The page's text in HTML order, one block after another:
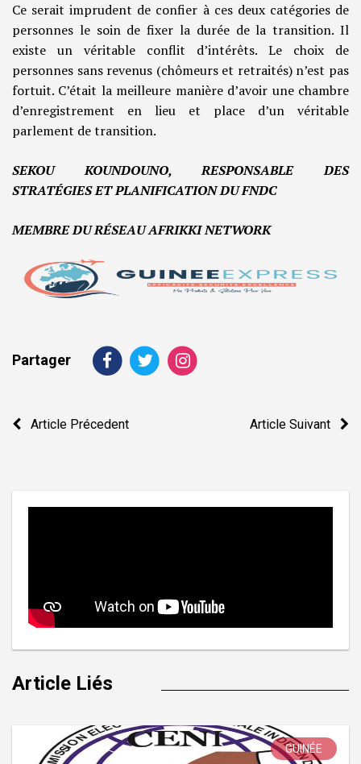
Ce serait imprudent de confier à ces deux catégories de
personnes le soin de fixer la durée de la transition. Il
existe un véritable conflit d’intérêts. Le choix de
personnes sans revenus (chômeurs et retraités) n’est pas
fortuit. C’était la meilleure manière d’avoir une chambre
d’enregistrement en lieu et place d’un véritable
parlement de transition.
SEKOU KOUNDOUNO, RESPONSABLE DES
STRATÉGIES ET PLANIFICATION DU FNDC
MEMBRE DU RÉSEAU AFRIKKI NETWORK
Partager
Navigation
Article Précedent Article Suivant
Article Liés
GUINÉE